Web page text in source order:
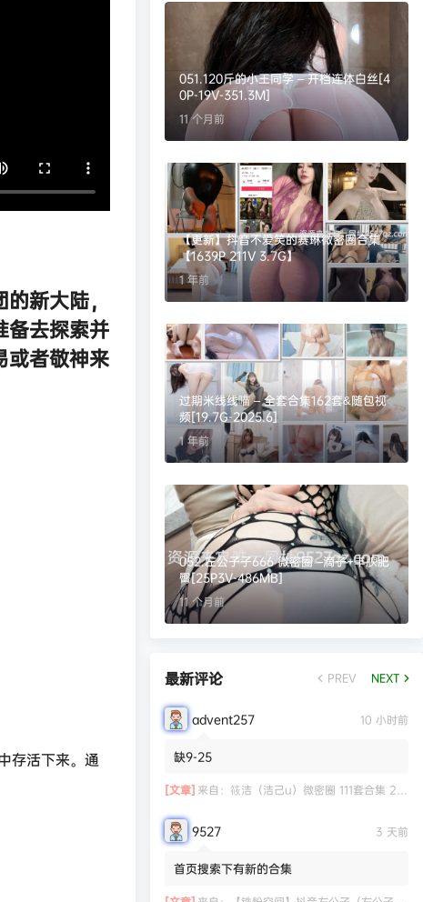
新大陆，
备去探索并
或者敬神来
存活下来。通
051.120斤的小王同学 – 开档连体白丝[4
0P-19V-351.3M]
11 个月前
【更新】抖音不爱笑的赛琳微密圈合集
【1639P 211V 3.7G】
1 年前
过期米线线喵 – 全套合集162套&随包视
频[19.7G-2025.6]
1 年前
052.左公子子666 微密圈 –滴子+丰腴肥
臀[25P3V-486MB]
11 个月前
最新评论 PREV NEXT
advent257 10 小时前
缺9-25
[文章] 来自： 筱洁（洁己u）微密圈 111套合集 20.3G
9527 3 天前
首页搜索下有新的合集